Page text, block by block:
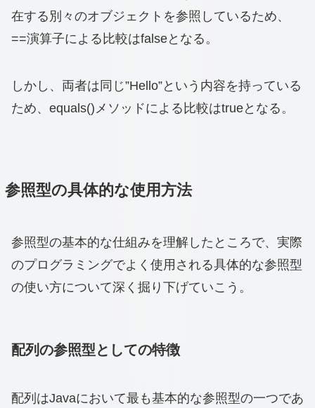
在する別々のオブジェクトを参照しているため、
==演算子による比較はfalseとなる。
しかし、両者は同じ”Hello”という内容を持っている
ため、equals()メソッドによる比較はtrueとなる。
参照型の具体的な使用方法
参照型の基本的な仕組みを理解したところで、実際
のプログラミングでよく使用される具体的な参照型
の使い方について深く掘り下げていこう。
配列の参照型としての特徴
配列はJavaにおいて最も基本的な参照型の一つであ